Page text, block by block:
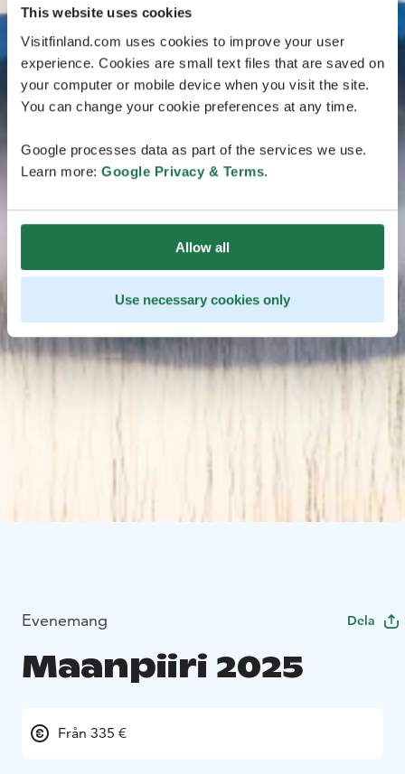
This website uses cookies
Visitfinland.com uses cookies to improve your user
experience. Cookies are small text files that are saved on
your computer or mobile device when you visit the site.
You can change your cookie preferences at any time.
Google processes data as part of the services we use.
Learn more: Google Privacy & Terms.
Allow all
Use necessary cookies only
Evenemang Dela
Maanpiiri 2025
Från 335 €